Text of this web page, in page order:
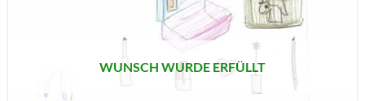
SETZEN
WUNSCH WURDE ERFÜLLT